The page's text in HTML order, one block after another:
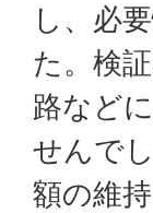
し、必
た。検
路など
せんで
額の維